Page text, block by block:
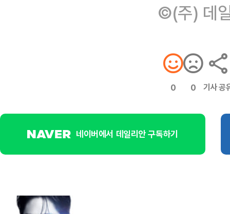
©(주) 데
0 0 기사 공
네이버에서 데일리안 구독하기